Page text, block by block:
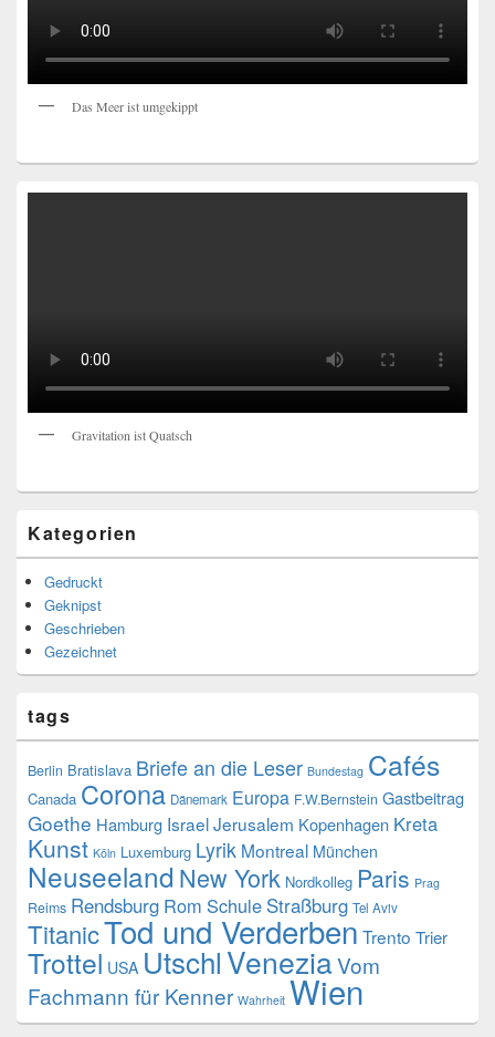
Das Meer ist umgekippt
Gravitation ist Quatsch
Kategorien
Gedruckt
Geknipst
Geschrieben
Gezeichnet
tags
Berlin Bratislava Briefe an die Leser Bundestag Cafés
Canada Corona Dänemark Europa F.W.Bernstein Gastbeitrag
Goethe Hamburg IsraelJerusalem Kopenhagen Kreta
Kunst Köln Luxemburg Lyrik Montreal München
Neuseeland New York Nordkolleg Paris Prag
Reims Rendsburg Rom Schule Straßburg Tel Aviv
TitanicTod und Verderben Trento Trier
Trottel USA UtschlVeneziaVom
Fachmann für Kenner Wahrheit Wien